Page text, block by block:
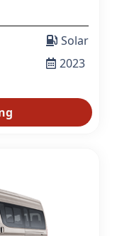
Solar
2023